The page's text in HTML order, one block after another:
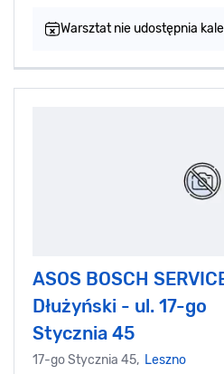
Warsztat nie udostępnia
ASOS BOSCH
Dłużyński - ul. 17-go
Stycznia 45
17-go Stycznia 45, Leszno